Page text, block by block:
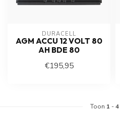
DURACELL
AGM ACCU 12 VOLT 80
AH BDE 80
€195,95
Toon 1 -4